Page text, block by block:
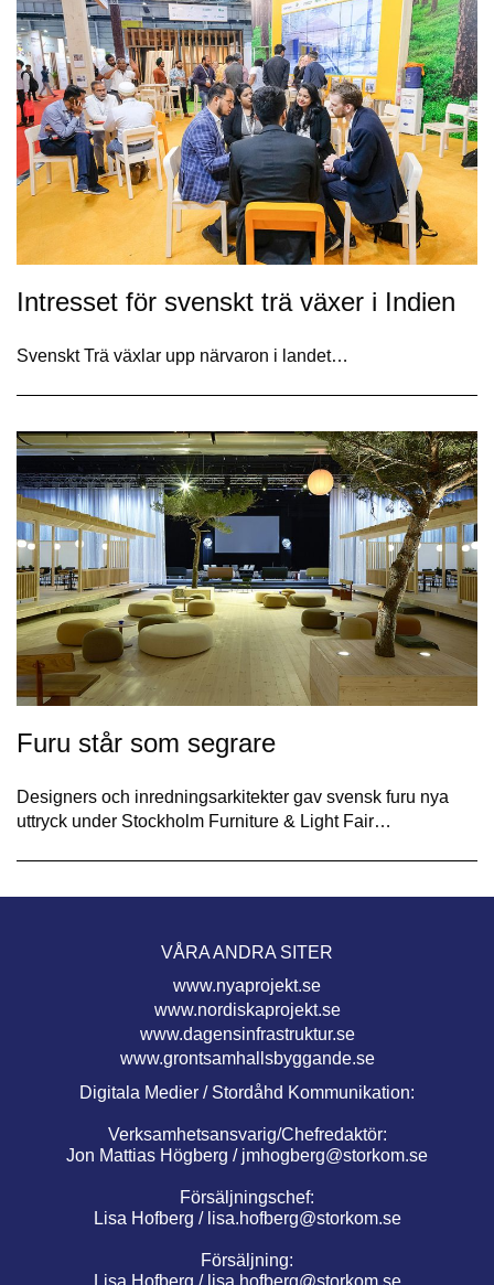
Intresset för svenskt trä växer i Indien
Svenskt Trä växlar upp närvaron i landet…
Furu står som segrare
Designers och inredningsarkitekter gav svensk furu nya
uttryck under Stockholm Furniture & Light Fair…
VÅRA ANDRA SITER
www.nyaprojekt.se
www.nordiskaprojekt.se
www.dagensinfrastruktur.se
www.grontsamhallsbyggande.se
Digitala Medier / Stordåhd Kommunikation:
Verksamhetsansvarig/Chefredaktör:
Jon Mattias Högberg / jmhogberg@storkom.se
Försäljningschef:
Lisa Hofberg / lisa.hofberg@storkom.se
Försäljning:
Lisa Hofberg / lisa.hofberg@storkom.se